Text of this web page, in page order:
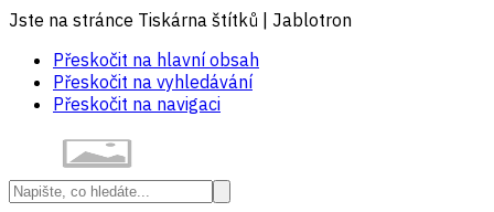
Jste na stránce Tiskárna štítků | Jablotron
Přeskočit na hlavní obsah
Přeskočit na vyhledávání
Přeskočit na navigaci